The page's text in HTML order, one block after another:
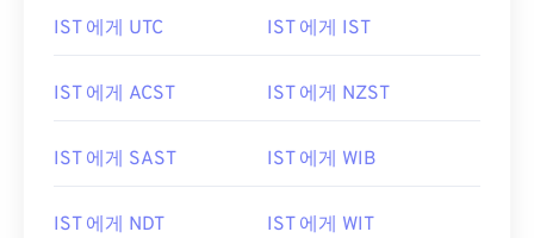
IST 에게 UTC IST 에게 IST
IST 에게 ACST IST 에게 NZST
IST 에게 SAST IST 에게 WIB
IST 에게 NDT IST 에게 WIT